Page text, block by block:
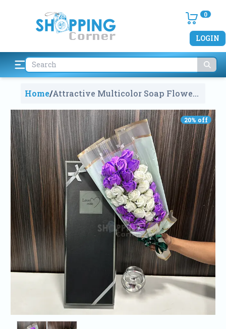
0
LOGIN
Home/Attractive Multicolor Soap Flower
20% off